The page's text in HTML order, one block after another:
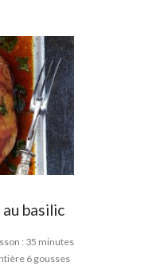
basilic
: 35 minutes
6 gousses